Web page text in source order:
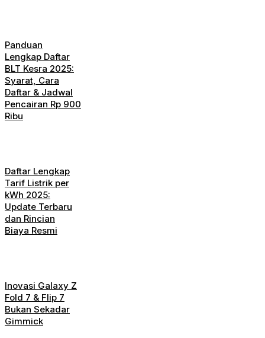
Panduan
Lengkap Daftar
BLT Kesra 2025:
Syarat, Cara
Daftar & Jadwal
Pencairan Rp 900
Ribu
Daftar Lengkap
Tarif Listrik per
kWh 2025:
Update Terbaru
dan Rincian
Biaya Resmi
Inovasi Galaxy Z
Fold 7 & Flip 7
Bukan Sekadar
Gimmick